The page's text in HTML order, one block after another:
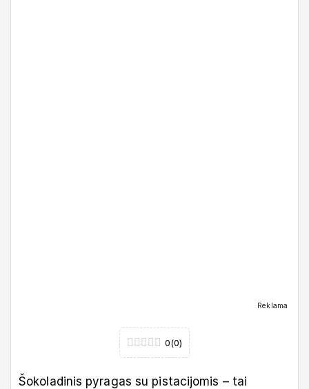
Reklama
0(0)
Šokoladinis pyragas su pistacijomis – tai